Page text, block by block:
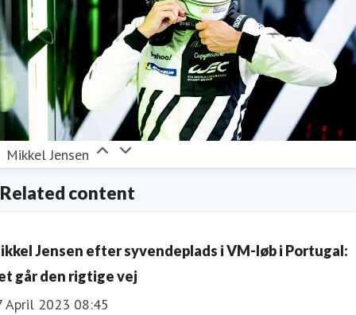
Mikkel Jensen
Related content
Jensen efter syvendeplads i VM-løb i Portugal:
går den rigtige vej
April 2023 08:45